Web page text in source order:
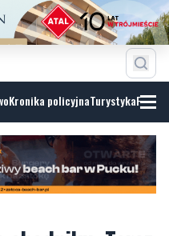
Kronika policyjnaTurystyka
chodniku. Teraz